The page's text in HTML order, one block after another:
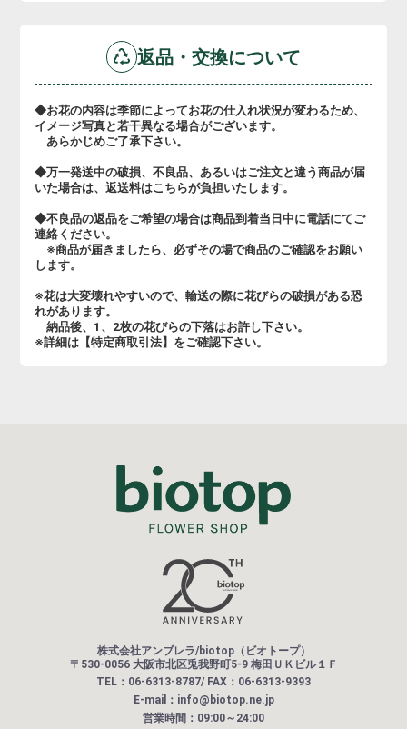
返品・交換について
◆お花の内容は季節によってお花の仕入れ状況が変わるため、
イメージ写真と若干異なる場合がございます。
あらかじめご了承下さい。
◆万一発送中の破損、不良品、あるいはご注文と違う商品が届
いた場合は、返送料はこちらが負担いたします。
◆不良品の返品をご希望の場合は商品到着当日中に電話にてご
連絡ください。
※商品が届きましたら、必ずその場で商品のご確認をお願い
します。
※花は大変壊れやすいので、輸送の際に花びらの破損がある恐
れがあります。
納品後、1、2枚の花びらの下落はお許し下さい。
※詳細は【特定商取引法】をご確認下さい。
株式会社アンブレラ/biotop（ビオトープ）
〒530-0056 大阪市北区兎我野町5-9 梅田ＵＫビル１Ｆ
TEL：06-6313-8787/ FAX：06-6313-9393
E-mail：info@biotop.ne.jp
営業時間：09:00～24:00